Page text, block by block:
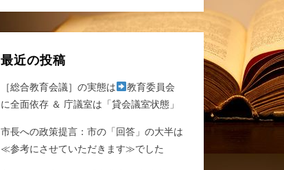
最近の投稿
［総合教育会議］の実態は
教育委員会
に全面依存 ＆ 庁議室は「貸会議室状態」
市長への政策提言：市の「回答」の大半は
≪参考にさせていただきます≫でした